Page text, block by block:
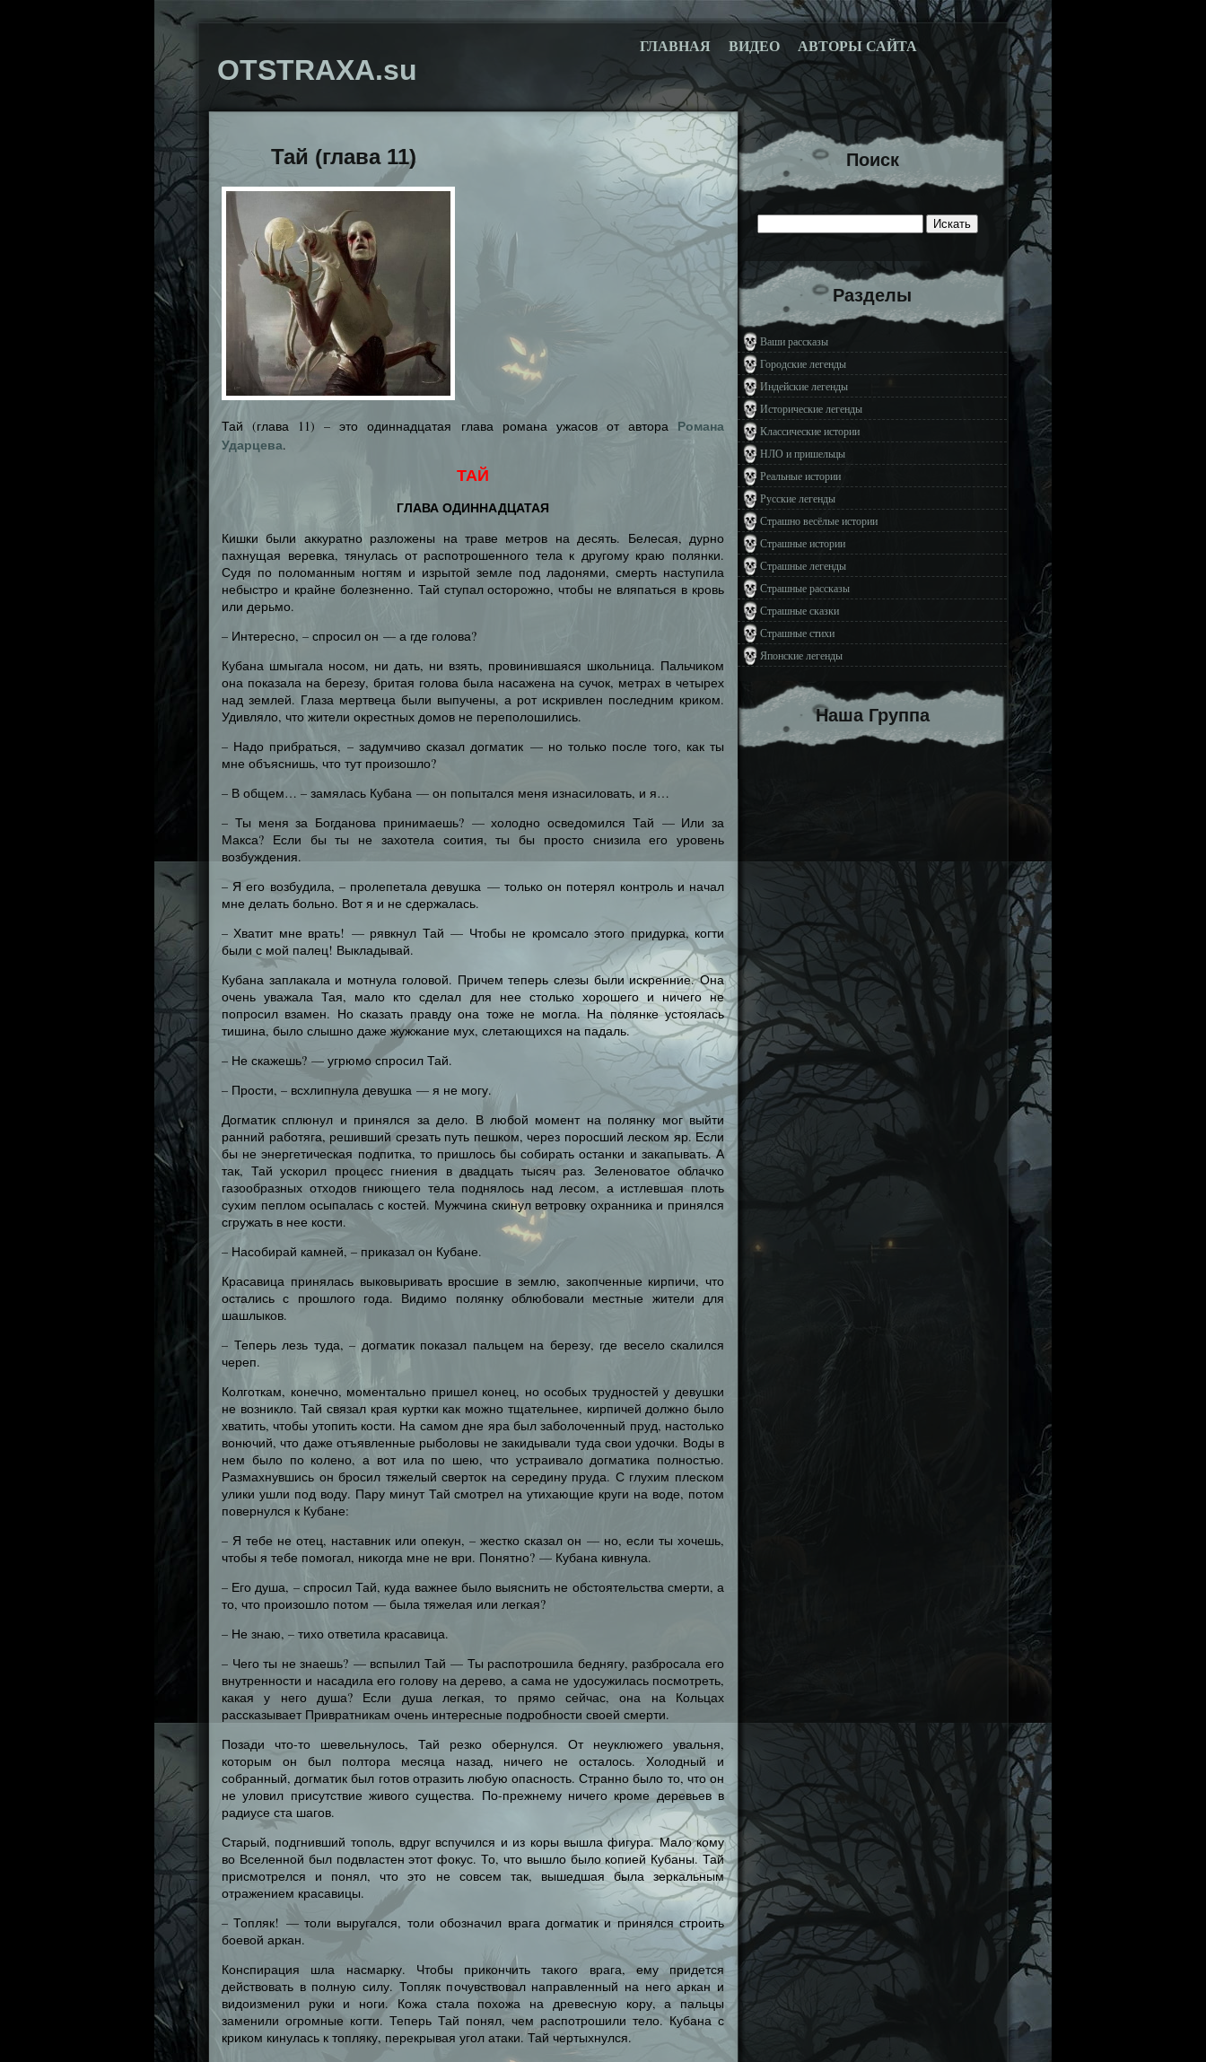
OTSTRAXA.su
ГЛАВНАЯ ВИДЕО АВТОРЫ САЙТА
Тай (глава 11)
Тай (глава 11) – это одиннадцатая глава романа ужасов от автора Романа
Ударцева.
ТАЙ
ГЛАВА ОДИННАДЦАТАЯ
Кишки были аккуратно разложены на траве метров на десять. Белесая, дурно
пахнущая веревка, тянулась от распотрошенного тела к другому краю полянки.
Судя по поломанным ногтям и изрытой земле под ладонями, смерть наступила
небыстро и крайне болезненно. Тай ступал осторожно, чтобы не вляпаться в кровь
или дерьмо.
– Интересно, – спросил он — а где голова?
Кубана шмыгала носом, ни дать, ни взять, провинившаяся школьница. Пальчиком
она показала на березу, бритая голова была насажена на сучок, метрах в четырех
над землей. Глаза мертвеца были выпучены, а рот искривлен последним криком.
Удивляло, что жители окрестных домов не переполошились.
– Надо прибраться, – задумчиво сказал догматик — но только после того, как ты
мне объяснишь, что тут произошло?
– В общем… – замялась Кубана — он попытался меня изнасиловать, и я…
– Ты меня за Богданова принимаешь? — холодно осведомился Тай — Или за
Макса? Если бы ты не захотела соития, ты бы просто снизила его уровень
возбуждения.
– Я его возбудила, – пролепетала девушка — только он потерял контроль и начал
мне делать больно. Вот я и не сдержалась.
– Хватит мне врать! — рявкнул Тай — Чтобы не кромсало этого придурка, когти
были с мой палец! Выкладывай.
Кубана заплакала и мотнула головой. Причем теперь слезы были искренние. Она
очень уважала Тая, мало кто сделал для нее столько хорошего и ничего не
попросил взамен. Но сказать правду она тоже не могла. На полянке устоялась
тишина, было слышно даже жужжание мух, слетающихся на падаль.
– Не скажешь? — угрюмо спросил Тай.
– Прости, – всхлипнула девушка — я не могу.
Догматик сплюнул и принялся за дело. В любой момент на полянку мог выйти
ранний работяга, решивший срезать путь пешком, через поросший леском яр. Если
бы не энергетическая подпитка, то пришлось бы собирать останки и закапывать. А
так, Тай ускорил процесс гниения в двадцать тысяч раз. Зеленоватое облачко
газообразных отходов гниющего тела поднялось над лесом, а истлевшая плоть
сухим пеплом осыпалась с костей. Мужчина скинул ветровку охранника и принялся
сгружать в нее кости.
– Насобирай камней, – приказал он Кубане.
Красавица принялась выковыривать вросшие в землю, закопченные кирпичи, что
остались с прошлого года. Видимо полянку облюбовали местные жители для
шашлыков.
– Теперь лезь туда, – догматик показал пальцем на березу, где весело скалился
череп.
Колготкам, конечно, моментально пришел конец, но особых трудностей у девушки
не возникло. Тай связал края куртки как можно тщательнее, кирпичей должно было
хватить, чтобы утопить кости. На самом дне яра был заболоченный пруд, настолько
вонючий, что даже отъявленные рыболовы не закидывали туда свои удочки. Воды в
нем было по колено, а вот ила по шею, что устраивало догматика полностью.
Размахнувшись он бросил тяжелый сверток на середину пруда. С глухим плеском
улики ушли под воду. Пару минут Тай смотрел на утихающие круги на воде, потом
повернулся к Кубане:
– Я тебе не отец, наставник или опекун, – жестко сказал он — но, если ты хочешь,
чтобы я тебе помогал, никогда мне не ври. Понятно? — Кубана кивнула.
– Его душа, – спросил Тай, куда важнее было выяснить не обстоятельства смерти, а
то, что произошло потом — была тяжелая или легкая?
– Не знаю, – тихо ответила красавица.
– Чего ты не знаешь? — вспылил Тай — Ты распотрошила беднягу, разбросала его
внутренности и насадила его голову на дерево, а сама не удосужилась посмотреть,
какая у него душа? Если душа легкая, то прямо сейчас, она на Кольцах
рассказывает Привратникам очень интересные подробности своей смерти.
Позади что-то шевельнулось, Тай резко обернулся. От неуклюжего увальня,
которым он был полтора месяца назад, ничего не осталось. Холодный и
собранный, догматик был готов отразить любую опасность. Странно было то, что он
не уловил присутствие живого существа. По-прежнему ничего кроме деревьев в
радиусе ста шагов.
Старый, подгнивший тополь, вдруг вспучился и из коры вышла фигура. Мало кому
во Вселенной был подвластен этот фокус. То, что вышло было копией Кубаны. Тай
присмотрелся и понял, что это не совсем так, вышедшая была зеркальным
отражением красавицы.
– Топляк! — толи выругался, толи обозначил врага догматик и принялся строить
боевой аркан.
Конспирация шла насмарку. Чтобы прикончить такого врага, ему придется
действовать в полную силу. Топляк почувствовал направленный на него аркан и
видоизменил руки и ноги. Кожа стала похожа на древесную кору, а пальцы
заменили огромные когти. Теперь Тай понял, чем распотрошили тело. Кубана с
криком кинулась к топляку, перекрывая угол атаки. Тай чертыхнулся.
Поиск
Разделы
Ваши рассказы
Городские легенды
Индейские легенды
Исторические легенды
Классические истории
НЛО и пришельцы
Реальные истории
Русские легенды
Страшно весёлые истории
Страшные истории
Страшные легенды
Страшные рассказы
Страшные сказки
Страшные стихи
Японские легенды
Наша Группа